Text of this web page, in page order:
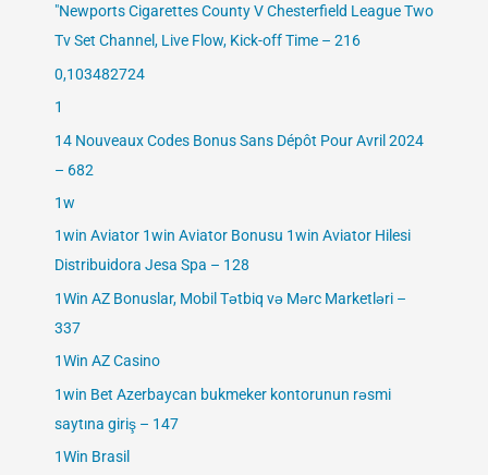
"Newports Cigarettes County V Chesterfield League Two
Tv Set Channel, Live Flow, Kick-off Time – 216
0,103482724
1
14 Nouveaux Codes Bonus Sans Dépôt Pour Avril 2024
– 682
1w
1win Aviator 1win Aviator Bonusu 1win Aviator Hilesi
Distribuidora Jesa Spa – 128
1Win AZ Bonuslar, Mobil Tətbiq və Mərc Marketləri –
337
1Win AZ Casino
1win Bet Azerbaycan bukmeker kontorunun rəsmi
saytına giriş – 147
1Win Brasil